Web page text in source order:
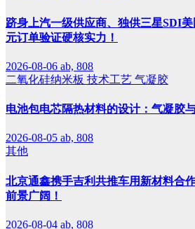
跻身上汽一级供应商、独供三星SDI
元订单验证硬核实力！
2026-08-06 ab, 808
二氧化硅纳米板 技术工艺 气凝胶
电池包电芯隔热材料的设计：气凝胶
2026-08-05 ab, 808
其他
北京通鑫携手吉利共推车用新材料合
前景广阔！
2026-08-04 ab, 808